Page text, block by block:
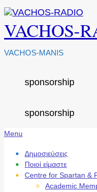
VACHOS-
VACHOS-MANIS
sponsorship
sponsorship
Secondary
Menu
Menu
Δημοσιεύσεις
Ποιοί είμαστε
Centre for Spartan &
Academic